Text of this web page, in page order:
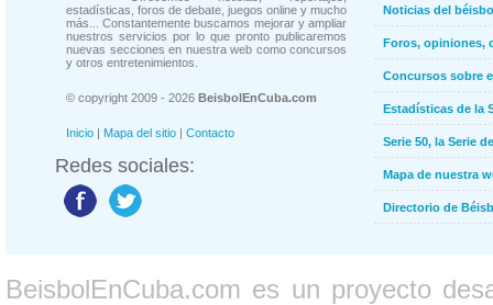
estadísticas, foros de debate, juegos online y mucho
más... Constantemente buscamos mejorar y ampliar
nuestros servicios por lo que pronto publicaremos
nuevas secciones en nuestra web como concursos
y otros entretenimientos.
© copyright 2009 - 2026 BeisbolEnCuba.com
Inicio | Mapa del sitio | Contacto
Redes sociales:
Noticias del
Foros, opiniones,
Concursos sobre
Estadísticas de la
Serie 50, la Serie
Mapa de nuestra
Directorio de
BeisbolEnCuba.com es un proyecto